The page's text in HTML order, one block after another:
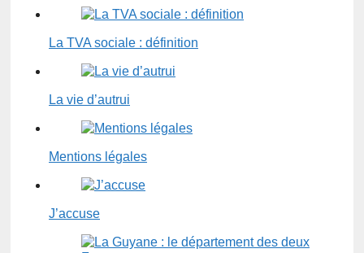
La TVA sociale : définition
La vie d’autrui
Mentions légales
J’accuse